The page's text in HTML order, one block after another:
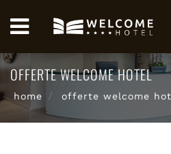
OFFERTE WELCOME HOTEL
home offerte welcome